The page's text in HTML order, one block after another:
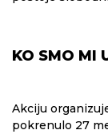
KO SMO MI
Akciju
pokrenulo 27